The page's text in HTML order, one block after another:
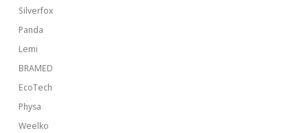
Silverfox
Panda
Lemi
BRAMED
EcoTech
Physa
Weelko